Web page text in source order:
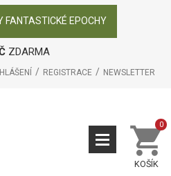
FANTASTICKÉ EPOCHY
ZDARMA
REGISTRACE NEWSLETTER
KOŠÍK
0